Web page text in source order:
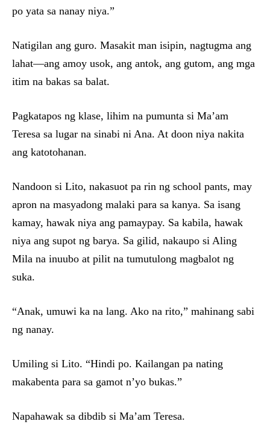
po yata sa nanay niya.”
Natigilan ang guro. Masakit man isipin, nagtugma ang
lahat—ang amoy usok, ang antok, ang gutom, ang mga
itim na bakas sa balat.
Pagkatapos ng klase, lihim na pumunta si Ma’am
Teresa sa lugar na sinabi ni Ana. At doon niya nakita
ang katotohanan.
Nandoon si Lito, nakasuot pa rin ng school pants, may
apron na masyadong malaki para sa kanya. Sa isang
kamay, hawak niya ang pamaypay. Sa kabila, hawak
niya ang supot ng barya. Sa gilid, nakaupo si Aling
Mila na inuubo at pilit na tumutulong magbalot ng
suka.
“Anak, umuwi ka na lang. Ako na rito,” mahinang sabi
ng nanay.
Umiling si Lito. “Hindi po. Kailangan pa nating
makabenta para sa gamot n’yo bukas.”
Napahawak sa dibdib si Ma’am Teresa.